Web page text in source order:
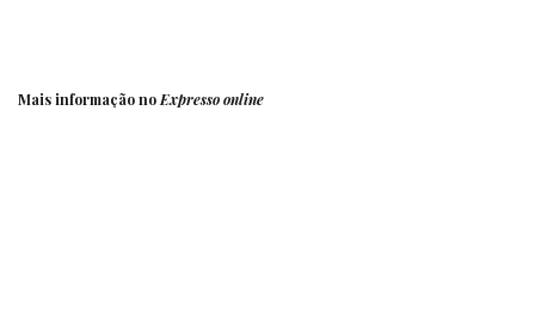
Mais informação noExpresso online